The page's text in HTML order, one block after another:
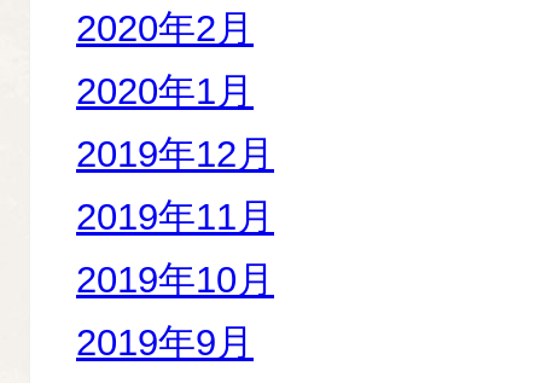
2020年2月
2020年1月
2019年12月
2019年11月
2019年10月
2019年9月